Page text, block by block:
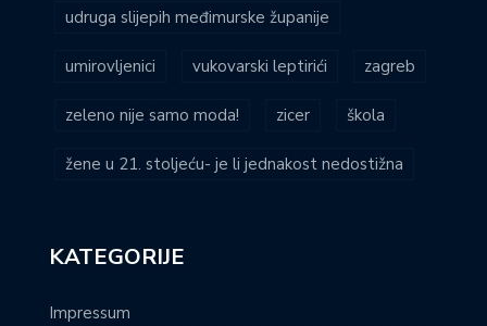
udruga slijepih međimurske županije
umirovljenici vukovarski leptirići zagreb
zeleno nije samo moda! zicer škola
žene u 21. stoljeću- je li jednakost nedostižna
KATEGORIJE
Impressum